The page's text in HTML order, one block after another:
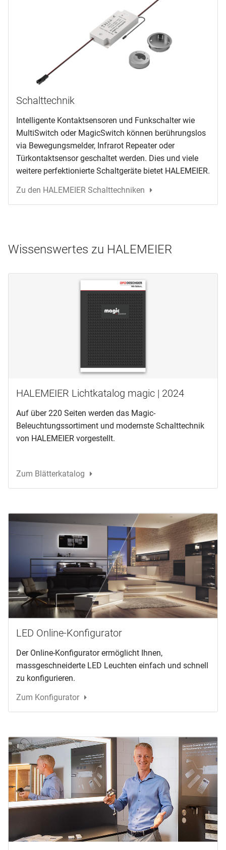
Schalttechnik
Intelligente Kontaktsensoren und Funkschalter wie
MultiSwitch oder MagicSwitch können berührungslos
via Bewegungsmelder, Infrarot Repeater oder
Türkontaktsensor geschaltet werden. Dies und viele
weitere perfektionierte Schaltgeräte bietet HALEMEIER.
Zu den HALEMEIER Schalttechniken
Wissenswertes zu HALEMEIER
HALEMEIER Lichtkatalog magic | 2024
Auf über 220 Seiten werden das Magic-
Beleuchtungssortiment und modernste Schalttechnik
von HALEMEIER vorgestellt.
Zum Blätterkatalog
LED Online-Konfigurator
Der Online-Konfigurator ermöglicht Ihnen,
massgeschneiderte LED Leuchten einfach und schnell
zu konfigurieren.
Zum Konfigurator